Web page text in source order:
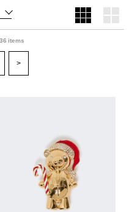
36 items
>